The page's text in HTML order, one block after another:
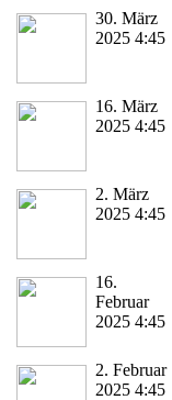
30. März
2025 4:45
16. März
2025 4:45
2. März
2025 4:45
16.
Februar
2025 4:45
2. Februar
2025 4:45